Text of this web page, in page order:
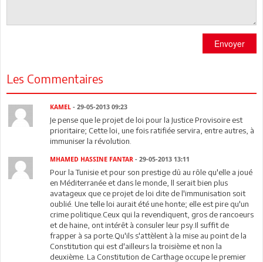
Envoyer
Les Commentaires
KAMEL - 29-05-2013 09:23
Je pense que le projet de loi pour la Justice Provisoire est
prioritaire; Cette loi, une fois ratifiée servira, entre autres, à
immuniser la révolution.
MHAMED HASSINE FANTAR - 29-05-2013 13:11
Pour la Tunisie et pour son prestige dû au rôle qu'elle a joué
en Méditerranée et dans le monde, ll serait bien plus
avatageux que ce projet de loi dite de l'immunisation soit
oublié. Une telle loi aurait été une honte; elle est pire qu'un
crime politique.Ceux qui la revendiquent, gros de rancoeurs
et de haine, ont intérêt à consuler leur psy.Il suffit de
frapper à sa porte.Qu'ils s'attèlent à la mise au point de la
Constitution qui est d'ailleurs la troisième et non la
deuxième. La Constitution de Carthage occupe le premier